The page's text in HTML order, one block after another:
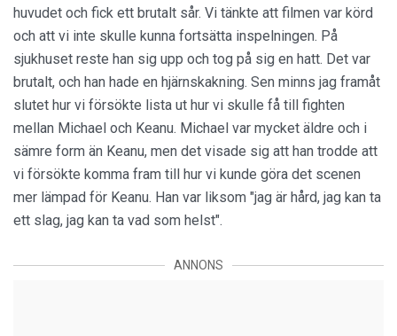
huvudet och fick ett brutalt sår. Vi tänkte att filmen var körd
och att vi inte skulle kunna fortsätta inspelningen. På
sjukhuset reste han sig upp och tog på sig en hatt. Det var
brutalt, och han hade en hjärnskakning. Sen minns jag framåt
slutet hur vi försökte lista ut hur vi skulle få till fighten
mellan Michael och Keanu. Michael var mycket äldre och i
sämre form än Keanu, men det visade sig att han trodde att
vi försökte komma fram till hur vi kunde göra det scenen
mer lämpad för Keanu. Han var liksom "jag är hård, jag kan ta
ett slag, jag kan ta vad som helst".
ANNONS